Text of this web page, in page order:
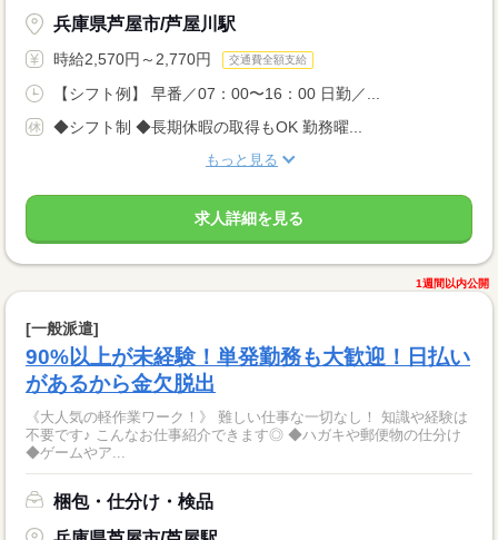
兵庫県芦屋市/芦屋川駅
時給2,570円～2,770円 交通費全額支給
【シフト例】 早番／07：00〜16：00 日勤／...
◆シフト制 ◆長期休暇の取得もOK 勤務曜...
もっと見る
求人詳細を見る
1週間以内公開
[一般派遣]
90%以上が未経験！単発勤務も大歓迎！日払い
があるから金欠脱出
《大人気の軽作業ワーク！》 難しい仕事な一切なし！ 知識や経験は
不要です♪ こんなお仕事紹介できます◎ ◆ハガキや郵便物の仕分け
◆ゲームやア...
梱包・仕分け・検品